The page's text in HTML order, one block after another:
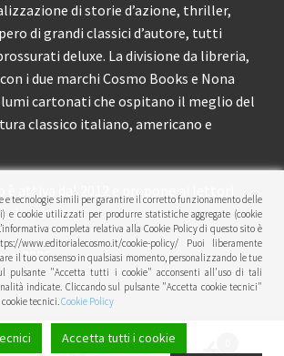
di storie d’azione, thriller,
di grandi classici d’autore, tutti
deluxe. La divisione da libreria,
i due marchi Cosmo Books e Nona
cartonati che ospitano il meglio del
classico italiano, americano e
l’anno.
2026
e tecnologie simili per garantire il corretto funzionamento delle
e cookie utilizzati per produrre statistiche aggregate (cookie
completa relativa alla Cookie Policy di questo sito è
www.editorialecosmo.it/cookie-policy/ Puoi liberamente
il tuo consenso in qualsiasi momento, personalizzando le tue
pulsante "Accetta tutti i cookie" acconsenti all'uso di tali
indicate. Cliccando sul pulsante "Accetta cookie tecnici"
tecnici.Cookie Policy
Accetta tutti i cookie